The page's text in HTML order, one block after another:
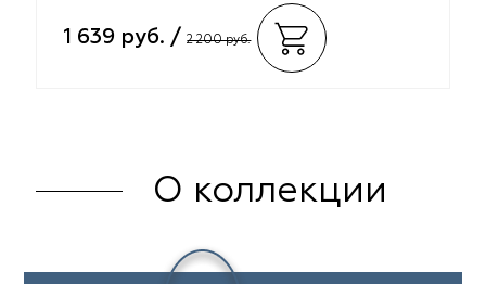
1 639 руб. /2 200 руб.
О коллекции